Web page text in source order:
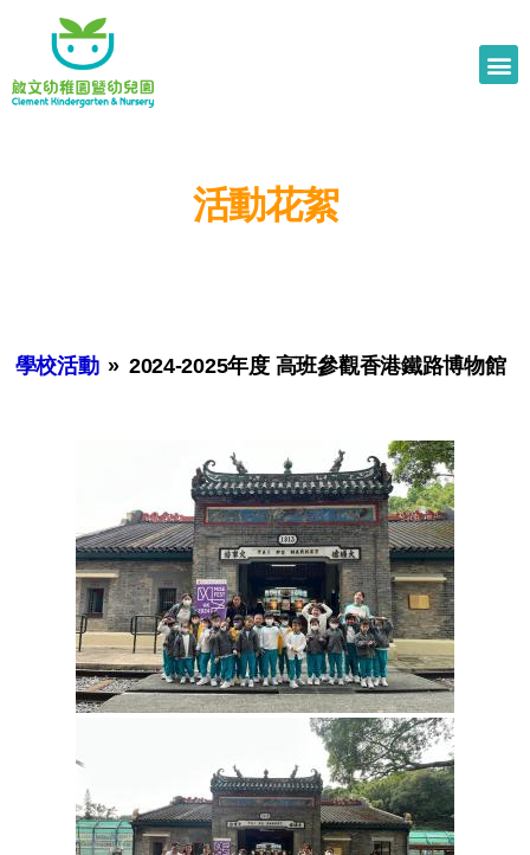
活動花絮
學校活動 » 2024-2025年度 高班參觀香港鐵路博物館